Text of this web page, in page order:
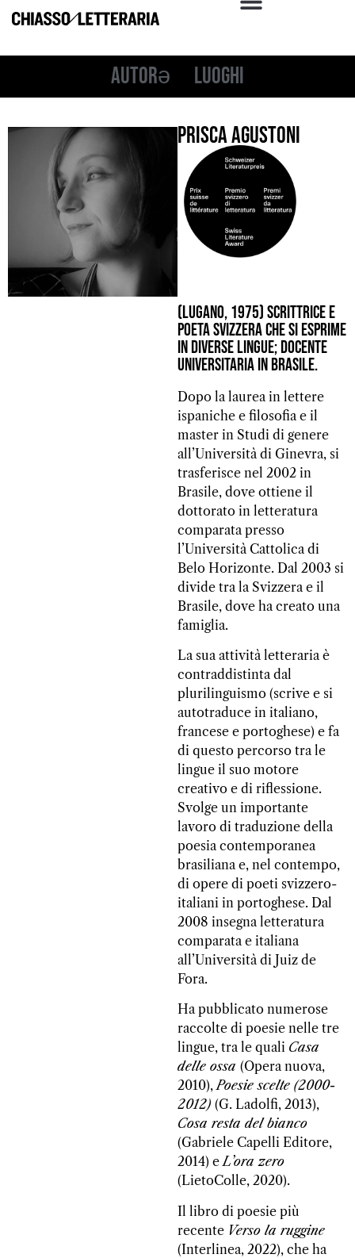
Autorə Luoghi
Prisca Agustoni
(Lugano, 1975) scrittrice e
poeta svizzera che si esprime
in diverse lingue; docente
universitaria in Brasile.
Dopo la laurea in lettere
ispaniche e filosofia e il
master in Studi di genere
all’Università di Ginevra, si
trasferisce nel 2002 in
Brasile, dove ottiene il
dottorato in letteratura
comparata presso
l’Università Cattolica di
Belo Horizonte. Dal 2003 si
divide tra la Svizzera e il
Brasile, dove ha creato una
famiglia.
La sua attività letteraria è
contraddistinta dal
plurilinguismo (scrive e si
autotraduce in italiano,
francese e portoghese) e fa
di questo percorso tra le
lingue il suo motore
creativo e di riflessione.
Svolge un importante
lavoro di traduzione della
poesia contemporanea
brasiliana e, nel contempo,
di opere di poeti svizzero-
italiani in portoghese. Dal
2008 insegna letteratura
comparata e italiana
all’Università di Juiz de
Fora.
Ha pubblicato numerose
raccolte di poesie nelle tre
lingue, tra le quali Casa
delle ossa (Opera nuova,
2010),Poesie scelte (2000-
2012) (G. Ladolfi, 2013),
Cosa resta del bianco
(Gabriele Capelli Editore,
2014) eL’ora zero
(LietoColle, 2020).
Il libro di poesie più
recente Verso la ruggine
(Interlinea, 2022), che ha